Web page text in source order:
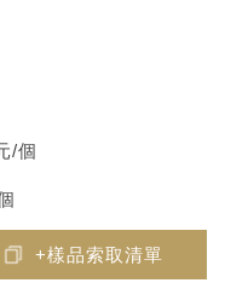
/個
+樣品索取清單